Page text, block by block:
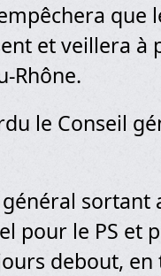
que
et veillera à
Rhône.
le Conseil
sortant
pour le PS et
debout,